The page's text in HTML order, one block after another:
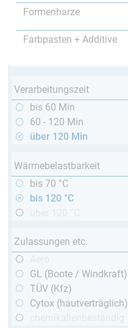
Formenharze
Farbpasten + Additive
Verarbeitungszeit
bis 60 Min
60 - 120 Min
über 120 Min
Wärmebelastbarkeit
bis 70 °C
bis 120 °C
Zulassungen etc.
GL (Boote / Windkraft)
TÜV (Kfz)
Cytox (hautverträglich)